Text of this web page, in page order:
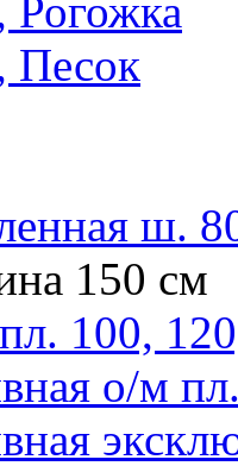
Рогожка
Песок
ш.
150 см
100,
о/м